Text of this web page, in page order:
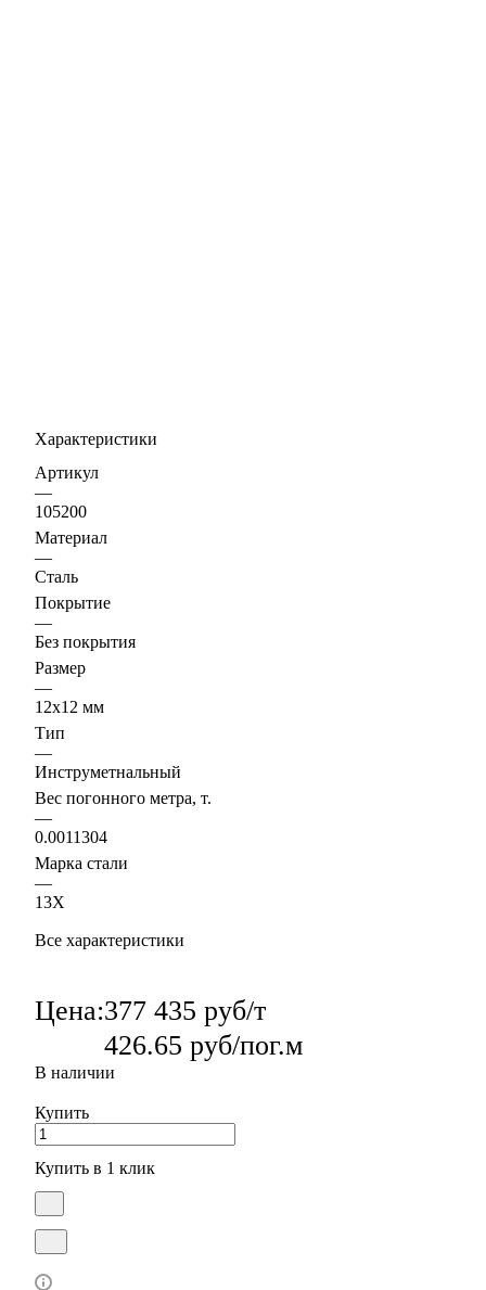
Характеристики
Артикул
—
105200
Материал
—
Сталь
Покрытие
—
Без покрытия
Размер
—
12х12 мм
Тип
—
Инструметнальный
Вес погонного метра, т.
—
0.0011304
Марка стали
—
13Х
Все характеристики
Цена:377 435 руб/т
426.65 руб/пог.м
В наличии
Купить
Купить в 1 клик